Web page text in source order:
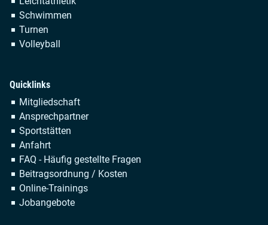
Schwimmen
Turnen
Volleyball
Quicklinks
Navigation
überspringen
Mitgliedschaft
Ansprechpartner
Sportstätten
Anfahrt
FAQ - Häufig gestellte Fragen
Beitragsordnung / Kosten
Online-Trainings
Jobangebote